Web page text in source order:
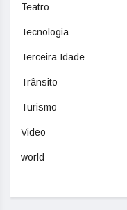
Teatro
Tecnologia
Terceira Idade
Trânsito
Turismo
Video
world